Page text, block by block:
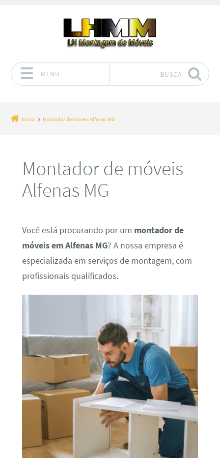
MENU BUSCA
Início Montador de móveis Alfenas MG
Montador de móveis
Alfenas MG
Você está procurando por um montador de
móveis em Alfenas MG? A nossa empresa é
especializada em serviços de montagem, com
profissionais qualificados.